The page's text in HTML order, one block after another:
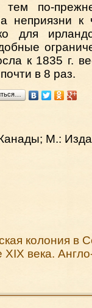
по-
неприязни к
для
к 1835 г.
в 8 раз.
М.:
колония в
века.